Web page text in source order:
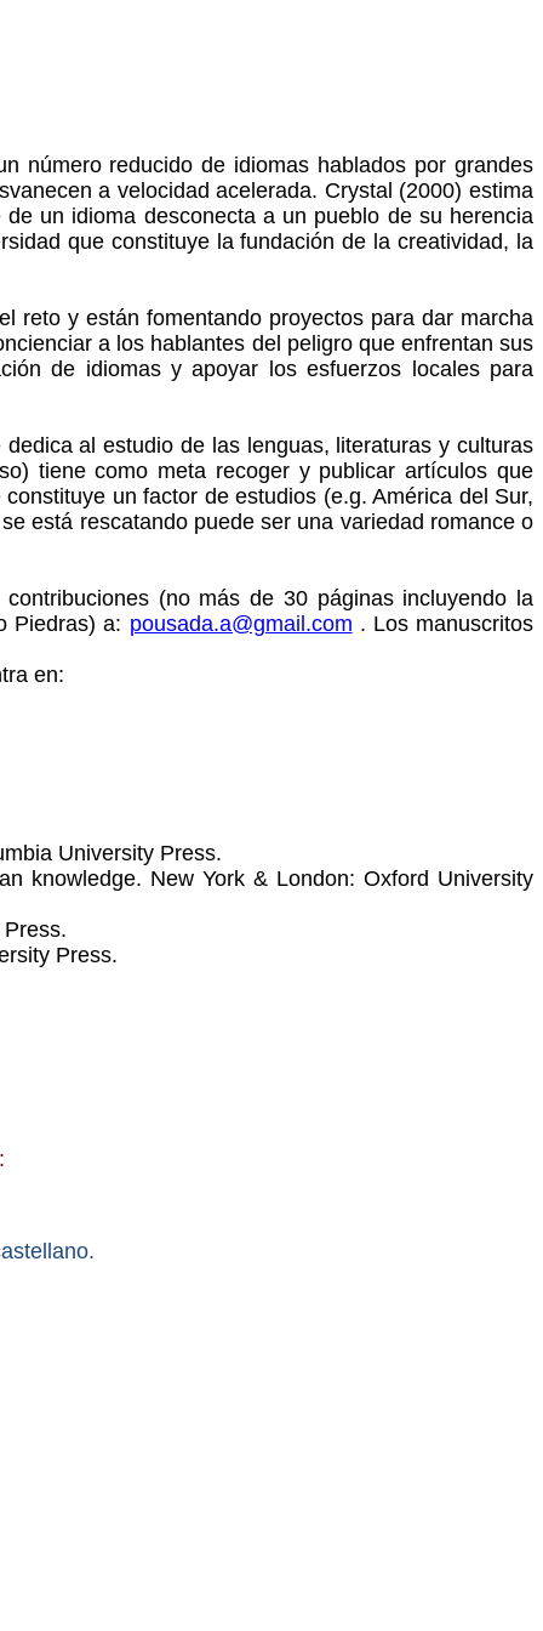
número reducido de idiomas hablados por grandes
a velocidad acelerada. Crystal (2000) estima
un idioma desconecta a un pueblo de su herencia
que constituye la fundación de la creatividad, la
reto y están fomentando proyectos para dar marcha
a los hablantes del peligro que enfrentan sus
de idiomas y apoyar los esfuerzos locales para
al estudio de las lenguas, literaturas y culturas
tiene como meta recoger y publicar artículos que
un factor de estudios (e.g. América del Sur,
está rescatando puede ser una variedad romance o
(no más de 30 páginas incluyendo la
Piedras) a: pousada.a@gmail.com . Los manuscritos
en:
University Press.
knowledge. New York & London: Oxford University
Press.